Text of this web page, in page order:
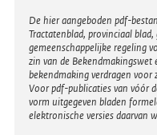
Disclaimer
De hier aangeboden pdf-
Tractatenblad, provinciaal
gemeenschappelijke regeling
zin van de
bekendmaking verdragen
Voor pdf-publicaties van vóór
vorm uitgegeven bladen
elektronische versies daarvan